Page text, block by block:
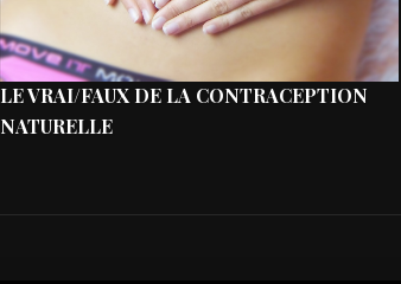
LE VRAI/FAUX DE LA CONTRACEPTION
NATURELLE